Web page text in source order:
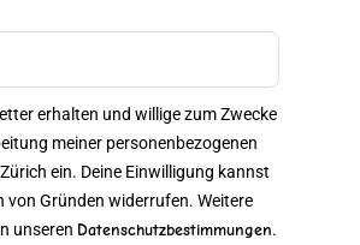
erhalten und willige zum Zwecke
meiner personenbezogenen
ein. Deine Einwilligung kannst
von Gründen widerrufen. Weitere
unseren Datenschutzbestimmungen.